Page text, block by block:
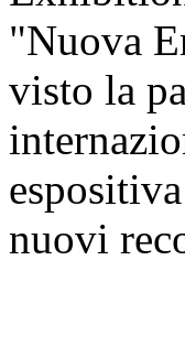
"Nuova
visto la
nuovi